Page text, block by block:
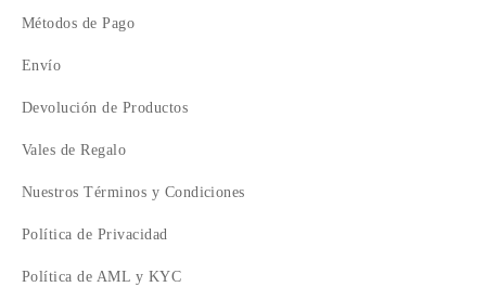
Métodos de Pago
Envío
Devolución de Productos
Vales de Regalo
Nuestros Términos y Condiciones
Política de Privacidad
Política de AML y KYC